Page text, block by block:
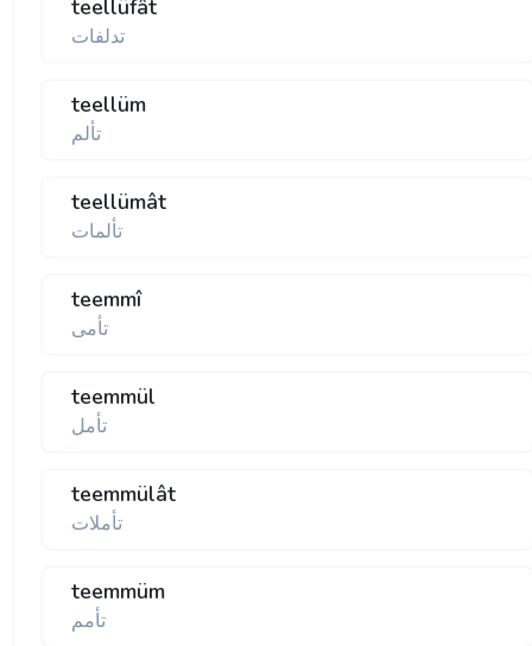
teellüfât
تدلفات
teellüm
تألم
teellümât
تألمات
teemmî
تأمی
teemmül
تأمل
teemmülât
تأملات
teemmüm
تأمم